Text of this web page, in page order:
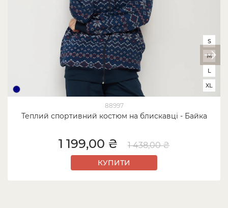
88997
Теплий спортивний костюм на блискавці - Байка
S
M
L
XL
1 199,00 ₴ 1 438,00 ₴
КУПИТИ